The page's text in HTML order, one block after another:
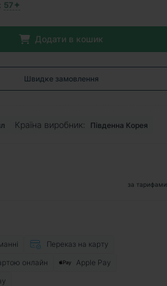
57✦
Додати в кошик
Швидке замовлення
Країна виробник: Південна Корея
за тарифами
Переказ на карту
онлайн
Apple Pay